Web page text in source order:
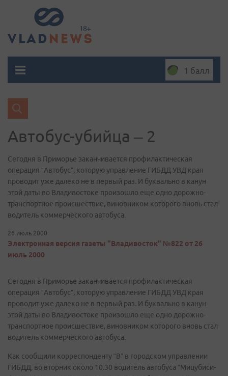
1 балл
Автобус-убийца – 2
Сегодня в Приморье заканчивается профилактическая
операция “Автобус”, которую управление ГИБДД УВД края
проводит уже далеко не в первый раз. И буквально в канун
этой даты во Владивостоке произошло еще одно дорожно-
транспортное происшествие, виновником которого вновь стал
водитель коммерческого автобуса.
26 июль 2000
Электронная версия газеты "Владивосток" №822 от 26
июль 2000
Сегодня в Приморье заканчивается профилактическая
операция “Автобус”, которую управление ГИБДД УВД края
проводит уже далеко не в первый раз. И буквально в канун
этой даты во Владивостоке произошло еще одно дорожно-
транспортное происшествие, виновником которого вновь стал
водитель коммерческого автобуса.
Как сообщили корреспонденту “В” в городском управлении
ГИБДД, во вторник около 10.30 водитель автобуса “Мицубиси-